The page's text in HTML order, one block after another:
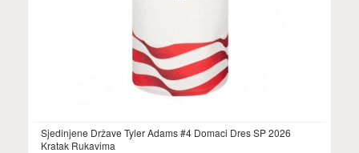
Sjedinjene Države Tyler Adams #4 Domaci Dres SP 2026
Kratak Rukavima